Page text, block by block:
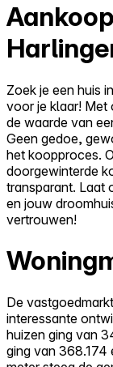
Zoek je een huis
voor je klaar!
de waarde van
Geen gedoe,
het koopproces.
doorgewinterde
transparant. Laat
en jouw
vertrouwen!
De
interessante
huizen ging van
ging van 368.174